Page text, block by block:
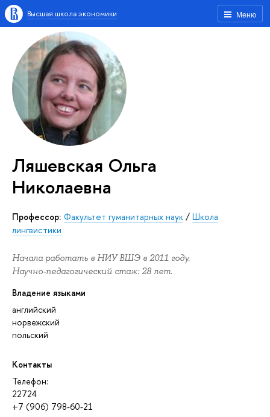
Меню
Высшая школа экономики
Ляшевская Ольга
Николаевна
Профессор: Факультет гуманитарных наук / Школа
лингвистики
Начала работать в НИУ ВШЭ в 2011 году.
Научно-педагогический стаж: 28 лет.
Владение языками
английский
норвежский
польский
Контакты
Телефон:
22724
+7 (906) 798-60-21